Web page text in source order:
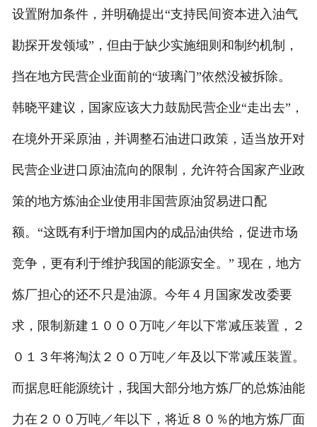
设置附加条件，并明确提出“支持民间资本进入油气
勘探开发领域”，但由于缺少实施细则和制约机制，
挡在地方民营企业面前的“玻璃门”依然没被拆除。
韩晓平建议，国家应该大力鼓励民营企业“走出去”，
在境外开采原油，并调整石油进口政策，适当放开对
民营企业进口原油流向的限制，允许符合国家产业政
策的地方炼油企业使用非国营原油贸易进口配
额。“这既有利于增加国内的成品油供给，促进市场
竞争，更有利于维护我国的能源安全。” 现在，地方
炼厂担心的还不只是油源。今年４月国家发改委要
求，限制新建１０００万吨／年以下常减压装置，２
０１３年将淘汰２００万吨／年及以下常减压装置。
而据息旺能源统计，我国大部分地方炼厂的总炼油能
力在２００万吨／年以下，将近８０％的地方炼厂面